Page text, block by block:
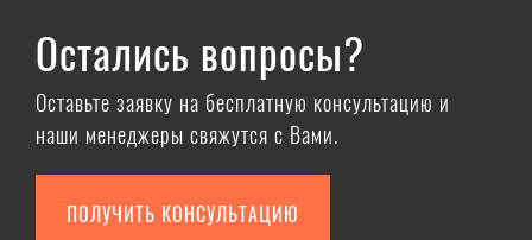
Остались вопросы?
Оставьте заявку на бесплатную консультацию и
наши менеджеры свяжутся с Вами.
ПОЛУЧИТЬ КОНСУЛЬТАЦИЮ